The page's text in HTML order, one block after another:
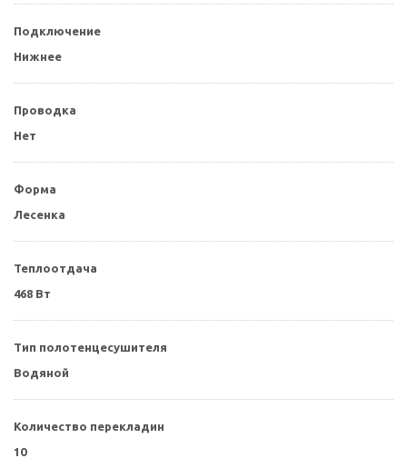
Подключение
Нижнее
Проводка
Нет
Форма
Лесенка
Теплоотдача
468 Вт
Тип полотенцесушителя
Водяной
Количество перекладин
10